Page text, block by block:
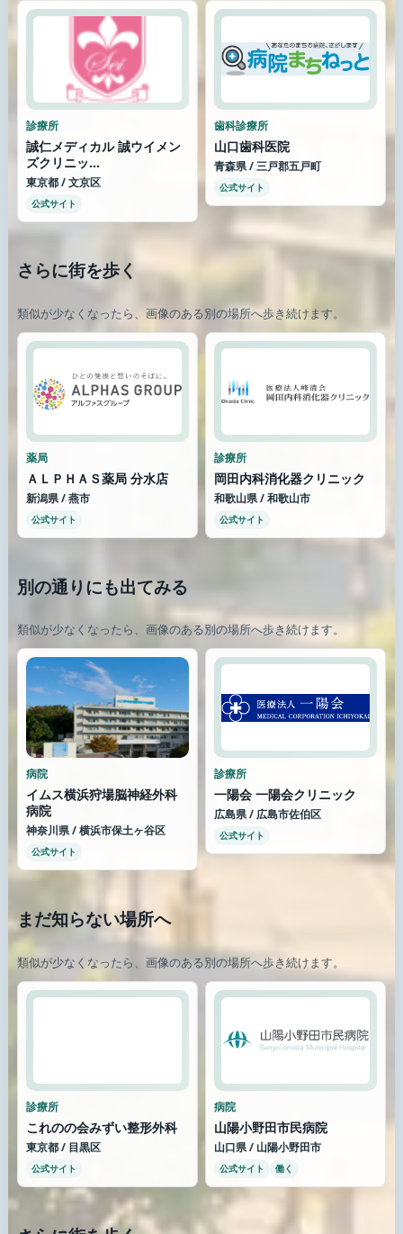
診療所
誠仁メディカル 誠ウイメン
ズクリニッ...
東京都 / 文京区
公式サイト
歯科診療所
山口歯科医院
青森県 / 三戸郡五戸町
公式サイト
さらに街を歩く
類似が少なくなったら、画像のある別の場所へ歩き続けます。
薬局
ＡＬＰＨＡＳ薬局 分水店
新潟県 / 燕市
公式サイト
診療所
岡田内科消化器クリニック
和歌山県 / 和歌山市
公式サイト
別の通りにも出てみる
類似が少なくなったら、画像のある別の場所へ歩き続けます。
病院
イムス横浜狩場脳神経外科
病院
神奈川県 / 横浜市保土ヶ谷区
公式サイト
診療所
一陽会 一陽会クリニック
広島県 / 広島市佐伯区
公式サイト
まだ知らない場所へ
類似が少なくなったら、画像のある別の場所へ歩き続けます。
診療所
これのの会みずい整形外科
東京都 / 目黒区
公式サイト
病院
山陽小野田市民病院
山口県 / 山陽小野田市
公式サイト 働く